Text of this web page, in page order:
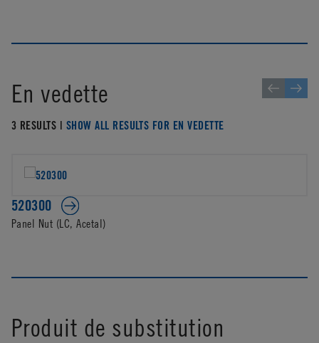
En vedette
3 RESULTS | SHOW ALL RESULTS FOR EN VEDETTE
520300
Panel Nut (LC, Acetal)
Produit de substitution